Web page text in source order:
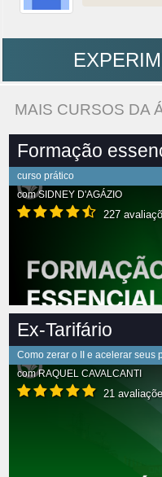
MAIS CURSOS DA
Formação
curso prático
comSIDNEY D'AGÁZIO
227
Ex-Tarifário
Como zerar o II e acelerar seus
comRAQUEL CAVALCANTI
21